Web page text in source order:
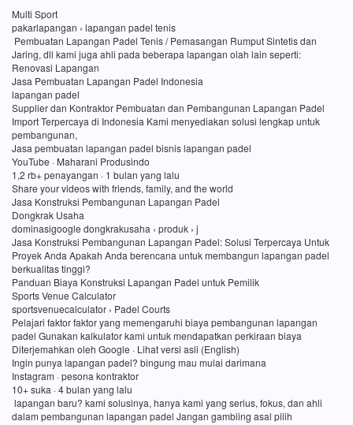
Multi Sport
pakarlapangan › lapangan padel tenis
Pembuatan Lapangan Padel Tenis / Pemasangan Rumput Sintetis dan
Jaring, dll kami juga ahli pada beberapa lapangan olah lain seperti:
Renovasi Lapangan
Jasa Pembuatan Lapangan Padel Indonesia
lapangan padel
Supplier dan Kontraktor Pembuatan dan Pembangunan Lapangan Padel
Import Terpercaya di Indonesia Kami menyediakan solusi lengkap untuk
pembangunan,
Jasa pembuatan lapangan padel bisnis lapangan padel
YouTube · Maharani Produsindo
1,2 rb+ penayangan · 1 bulan yang lalu
Share your videos with friends, family, and the world
Jasa Konstruksi Pembangunan Lapangan Padel
Dongkrak Usaha
dominasigoogle dongkrakusaha › produk › j
Jasa Konstruksi Pembangunan Lapangan Padel: Solusi Terpercaya Untuk
Proyek Anda Apakah Anda berencana untuk membangun lapangan padel
berkualitas tinggi?
Panduan Biaya Konstruksi Lapangan Padel untuk Pemilik
Sports Venue Calculator
sportsvenuecalculator › Padel Courts
Pelajari faktor faktor yang memengaruhi biaya pembangunan lapangan
padel Gunakan kalkulator kami untuk mendapatkan perkiraan biaya
Diterjemahkan oleh Google · Lihat versi asli (English)
Ingin punya lapangan padel? bingung mau mulai darimana
Instagram · pesona kontraktor
10+ suka · 4 bulan yang lalu
lapangan baru? kami solusinya, hanya kami yang serius, fokus, dan ahli
dalam pembangunan lapangan padel Jangan gambling asal pilih